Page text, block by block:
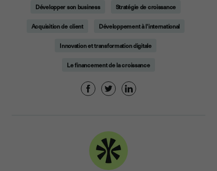
Développer son business Stratégie de croissance
Acquisition de client Développement à l'international
Innovation et transformation digitale
Le financement de la croissance